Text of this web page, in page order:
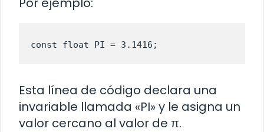
const float PI = 3.1416;
Esta línea de código declara una
invariable llamada «PI» y le asigna un
valor cercano al valor de π.